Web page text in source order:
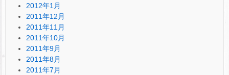
2012年1月
2011年12月
2011年11月
2011年10月
2011年9月
2011年8月
2011年7月